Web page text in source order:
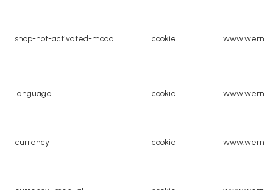
shop-not-activated-modal cookie
language cookie
currency cookie